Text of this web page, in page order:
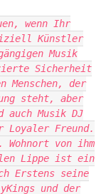
wenn Ihr
Künstler
Musik
Sicherheit
Menschen, der
steht, aber
auch Musik DJ
Freund.
von ihm
Lippe ist ein
Erstens seine
und der